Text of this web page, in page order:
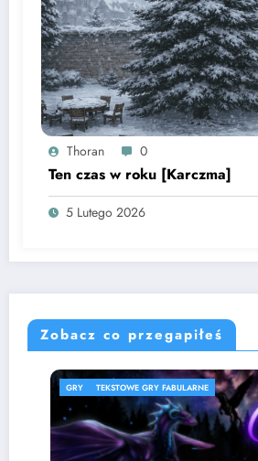
Thoran 0
Ten czas w roku [Karczma]
5 Lutego 2026
Zobacz co przegapiłeś
GRY TEKSTOWE GRY FABULARNE